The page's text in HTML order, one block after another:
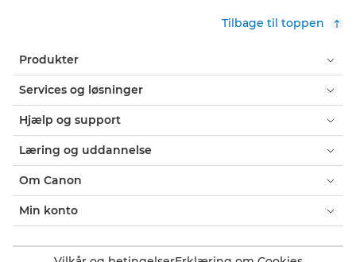
Tilbage til toppen
Produkter
Services og løsninger
Hjælp og support
Læring og uddannelse
Om Canon
Min konto